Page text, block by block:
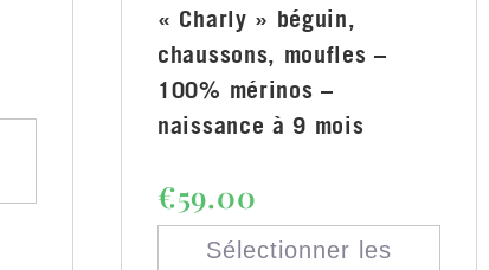
« Charly » béguin,
chaussons, moufles –
100% mérinos –
naissance à 9 mois
€59.00
Sélectionner les